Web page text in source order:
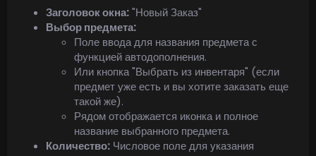
Заголовок окна:"Новый Заказ"
Выбор предмета:
Поле ввода для названия предмета с
функцией автодополнения.
Или кнопка "Выбрать из инвентаря" (если
предмет уже есть и вы хотите заказать еще
такой же).
Рядом отображается иконка и полное
название выбранного предмета.
Количество: Числовое поле для указания